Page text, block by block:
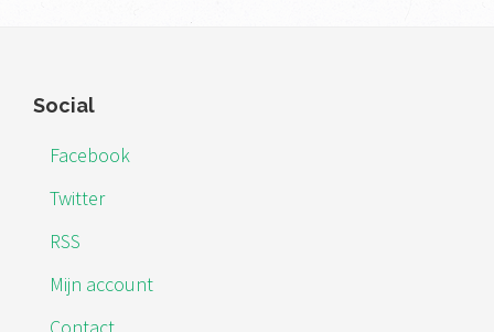
Footer
Social
Facebook
Twitter
RSS
Mijn account
Contact